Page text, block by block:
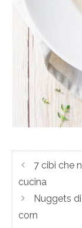
7 cibi che
cucina
Nuggets
corn